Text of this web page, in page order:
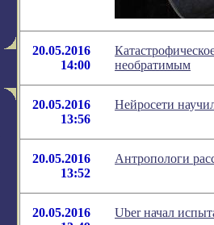
20.05.2016
14:00
необратимым
20.05.2016
13:56
Нейросети
20.05.2016
13:52
Антропологи
20.05.2016
Uber начал